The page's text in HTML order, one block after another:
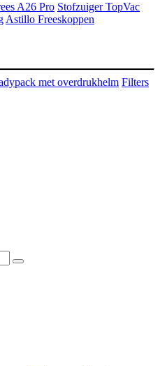
A26 Pro Stofzuiger TopVac
Astillo Freeskoppen
met overdrukhelm Filters